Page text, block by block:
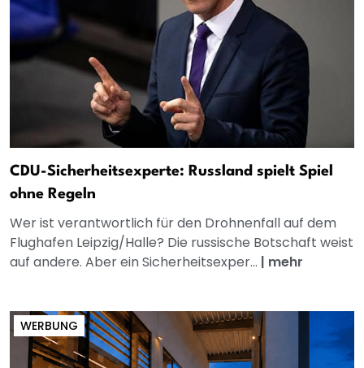
CDU-Sicherheitsexperte: Russland spielt Spiel
ohne Regeln
Wer ist verantwortlich für den Drohnenfall auf dem
Flughafen Leipzig/Halle? Die russische Botschaft weist
auf andere. Aber ein Sicherheitsexper... | mehr
WERBUNG